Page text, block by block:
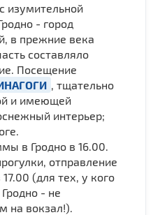
изумительной
- город
в прежние века
составляло
Посещение
, тщательно
и имеющей
интерьер;
в Гродно в 16.00.
отправление
(для тех, у кого
- не
на вокзал!).